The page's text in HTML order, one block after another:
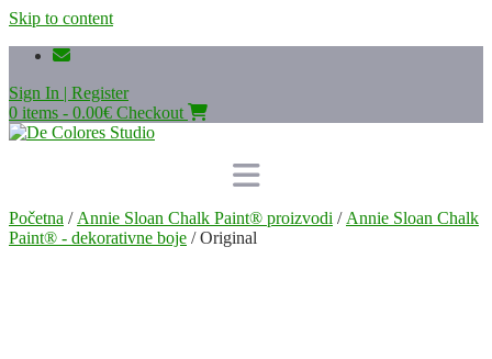
Skip to content
Sign In | Register
0 items - 0.00€ Checkout
Početna / Annie Sloan Chalk Paint® proizvodi / Annie Sloan Chalk
Paint® - dekorativne boje / Original